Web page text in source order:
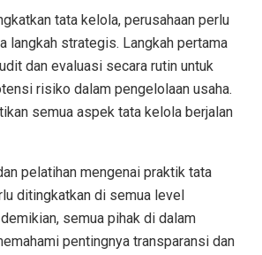
tata kelola, perusahaan perlu
langkah strategis. Langkah pertama
dan evaluasi secara rutin untuk
risiko dalam pengelolaan usaha.
semua aspek tata kelola berjalan
pelatihan mengenai praktik tata
ditingkatkan di semua level
semua pihak di dalam
pentingnya transparansi dan